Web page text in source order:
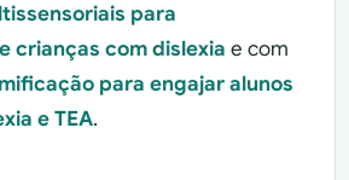
para
crianças com dislexia e com
para engajar alunos
e TEA.